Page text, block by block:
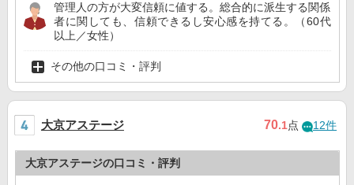
管理人の方が大変信頼に値する。総合的に派生する関係
者に関しても、信頼できるし安心感を持てる。（60代
以上／女性）
その他の口コミ・評判
大京アステージ 70.1点 12件
大京アステージの口コミ・評判